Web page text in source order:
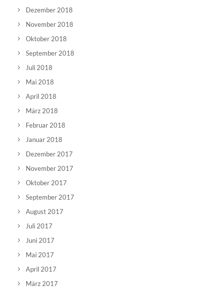
Dezember 2018
November 2018
Oktober 2018
September 2018
Juli 2018
Mai 2018
April 2018
März 2018
Februar 2018
Januar 2018
Dezember 2017
November 2017
Oktober 2017
September 2017
August 2017
Juli 2017
Juni 2017
Mai 2017
April 2017
März 2017